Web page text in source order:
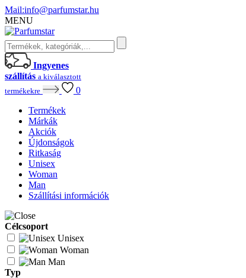
Mail:info@parfumstar.hu
MENU
Ingyenes
szállítás a kiválasztott
termékekre
0
Termékek
Márkák
Akciók
Újdonságok
Ritkaság
Unisex
Woman
Man
Szállítási információk
Célcsoport
Unisex
Woman
Man
Typ